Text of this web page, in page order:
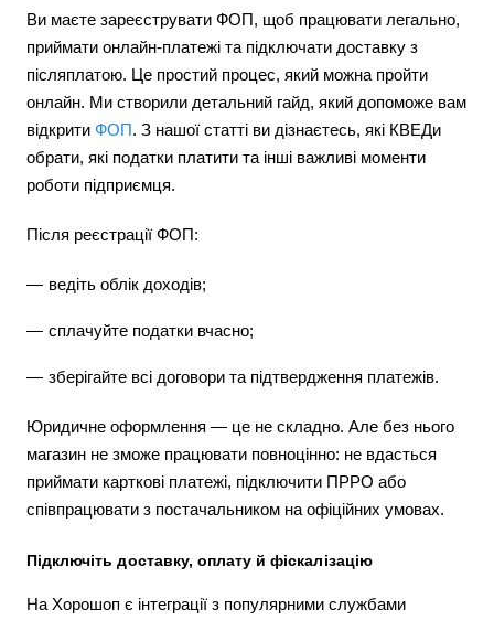
Ви маєте зареєструвати ФОП, щоб працювати легально,
приймати онлайн-платежі та підключати доставку з
післяплатою. Це простий процес, який можна пройти
онлайн. Ми створили детальний гайд, який допоможе вам
відкрити ФОП. З нашої статті ви дізнаєтесь, які КВЕДи
обрати, які податки платити та інші важливі моменти
роботи підприємця.
Після реєстрації ФОП:
ведіть облік доходів;
сплачуйте податки вчасно;
зберігайте всі договори та підтвердження платежів.
Юридичне оформлення — це не складно. Але без нього
магазин не зможе працювати повноцінно: не вдасться
приймати карткові платежі, підключити ПРРО або
співпрацювати з постачальником на офіційних умовах.
Підключіть доставку, оплату й фіскалізацію
На Хорошоп є інтеграції з популярними службами